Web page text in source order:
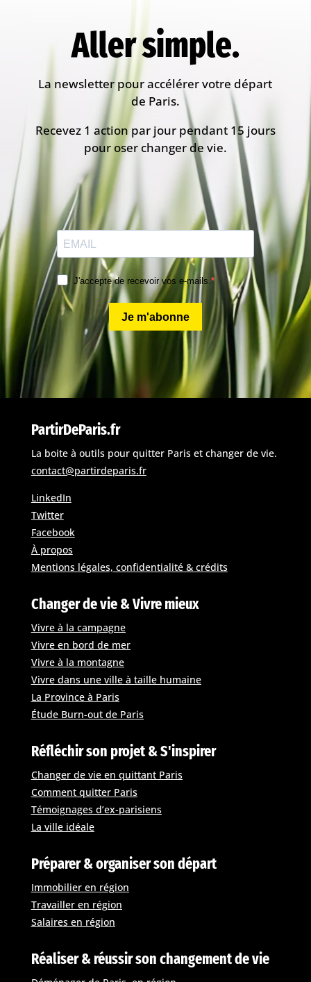
Aller simple.
La newsletter pour accélérer votre départ
de Paris.
Recevez 1 action par jour pendant 15 jours
pour oser changer de vie.
J'accepte de recevoir vos e-mails.
Je m'abonne
PartirDeParis.fr
La boite à outils pour quitter Paris et changer de vie.
contact@partirdeparis.fr
LinkedIn
Twitter
Facebook
À propos
Mentions légales, confidentialité & crédits
Changer de vie & Vivre mieux
Vivre à la campagne
Vivre en bord de mer
Vivre à la montagne
Vivre dans une ville à taille humaine
La Province à Paris
Étude Burn-out de Paris
Réfléchir son projet & S'inspirer
Changer de vie en quittant Paris
Comment quitter Paris
Témoignages d’ex-parisiens
La ville idéale
Préparer & organiser son départ
Immobilier en région
Travailler en région
Salaires en région
Réaliser & réussir son changement de vie